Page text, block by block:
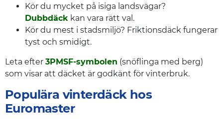
Kör du mycket på isiga landsvägar?
Dubbdäck kan vara rätt val.
Kör du mest i stadsmiljö? Friktionsdäck fungerar
tyst och smidigt.
Leta efter 3PMSF-symbolen (snöflinga med berg)
som visar att däcket är godkänt för vinterbruk.
Populära vinterdäck hos
Euromaster